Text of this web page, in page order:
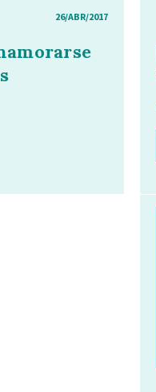
26/ABR/2017